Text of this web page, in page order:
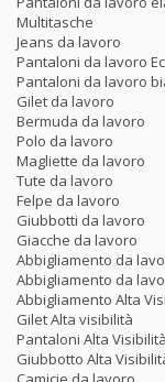
Multitasche
Jeans da lavoro
Pantaloni da lavoro
Pantaloni da lavoro
Gilet da lavoro
Bermuda da lavoro
Polo da lavoro
Magliette da lavoro
Tute da lavoro
Felpe da lavoro
Giubbotti da lavoro
Giacche da lavoro
Abbigliamento da
Abbigliamento da
Abbigliamento Alta
Gilet Alta visibilità
Pantaloni Alta Visibilità
Giubbotto Alta